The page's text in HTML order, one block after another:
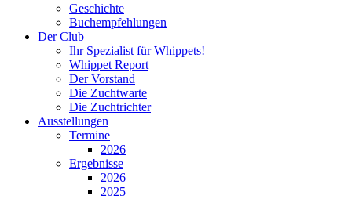
Geschichte
Buchempfehlungen
Der Club
Ihr Spezialist für Whippets!
Whippet Report
Der Vorstand
Die Zuchtwarte
Die Zuchtrichter
Ausstellungen
Termine
2026
Ergebnisse
2026
2025